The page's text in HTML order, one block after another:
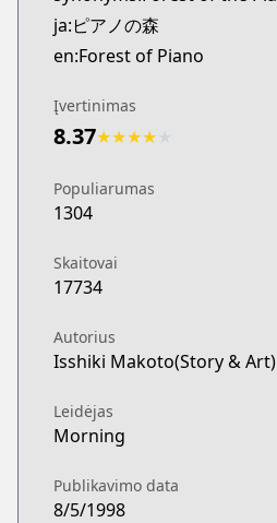
ja:ピアノの森
en:Forest of Piano
Įvertinimas
8.37★★★★
Populiarumas
1304
Skaitovai
17734
Autorius
Isshiki Makoto(Story & Art)
Leidėjas
Morning
Publikavimo data
8/5/1998